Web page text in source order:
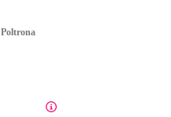
Poltrona